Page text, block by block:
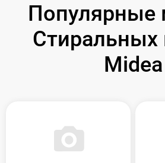
Популярные
Midea